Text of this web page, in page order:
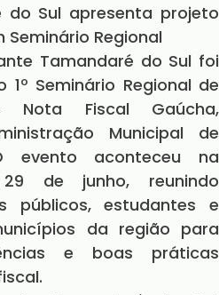
do Sul apresenta projeto
Seminário Regional
Tamandaré do Sul foi
Seminário Regional de
Nota Fiscal Gaúcha,
Municipal de
evento aconteceu na
de junho, reunindo
públicos, estudantes e
da região para
e boas práticas